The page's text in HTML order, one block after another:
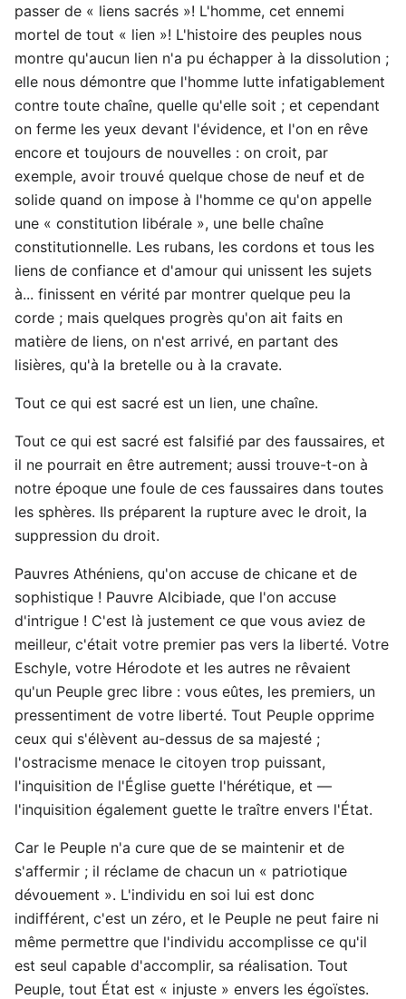
passer de « liens sacrés »! L'homme, cet ennemi
mortel de tout « lien »! L'histoire des peuples nous
montre qu'aucun lien n'a pu échapper à la dissolution ;
elle nous démontre que l'homme lutte infatigablement
contre toute chaîne, quelle qu'elle soit ; et cependant
on ferme les yeux devant l'évidence, et l'on en rêve
encore et toujours de nouvelles : on croit, par
exemple, avoir trouvé quelque chose de neuf et de
solide quand on impose à l'homme ce qu'on appelle
une « constitution libérale », une belle chaîne
constitutionnelle. Les rubans, les cordons et tous les
liens de confiance et d'amour qui unissent les sujets
à... finissent en vérité par montrer quelque peu la
corde ; mais quelques progrès qu'on ait faits en
matière de liens, on n'est arrivé, en partant des
lisières, qu'à la bretelle ou à la cravate.
Tout ce qui est sacré est un lien, une chaîne.
Tout ce qui est sacré est falsifié par des faussaires, et
il ne pourrait en être autrement; aussi trouve-t-on à
notre époque une foule de ces faussaires dans toutes
les sphères. Ils préparent la rupture avec le droit, la
suppression du droit.
Pauvres Athéniens, qu'on accuse de chicane et de
sophistique ! Pauvre Alcibiade, que l'on accuse
d'intrigue ! C'est là justement ce que vous aviez de
meilleur, c'était votre premier pas vers la liberté. Votre
Eschyle, votre Hérodote et les autres ne rêvaient
qu'un Peuple grec libre : vous eûtes, les premiers, un
pressentiment de votre liberté. Tout Peuple opprime
ceux qui s'élèvent au-dessus de sa majesté ;
l'ostracisme menace le citoyen trop puissant,
l'inquisition de l'Église guette l'hérétique, et —
l'inquisition également guette le traître envers l'État.
Car le Peuple n'a cure que de se maintenir et de
s'affermir ; il réclame de chacun un « patriotique
dévouement ». L'individu en soi lui est donc
indifférent, c'est un zéro, et le Peuple ne peut faire ni
même permettre que l'individu accomplisse ce qu'il
est seul capable d'accomplir, sa réalisation. Tout
Peuple, tout État est « injuste » envers les égoïstes.